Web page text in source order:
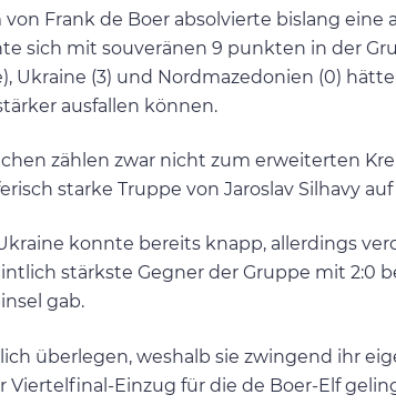
von Frank de Boer absolvierte bislang
sich mit souveränen 9 punkten in der
Ukraine (3) und Nordmazedonien (0)
ausfallen können.
zählen zwar nicht zum erweiterten
starke Truppe von Jaroslav Silhavy
konnte bereits knapp, allerdings
stärkste Gegner der Gruppe mit 2:0
gab.
überlegen, weshalb sie zwingend ihr
Viertelfinal-Einzug für die de Boer-Elf